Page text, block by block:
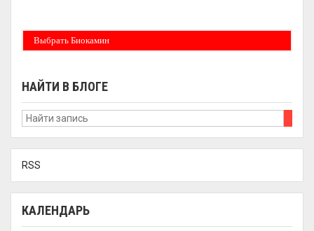
Выбрать Биокамин
НАЙТИ В БЛОГЕ
RSS
КАЛЕНДАРЬ